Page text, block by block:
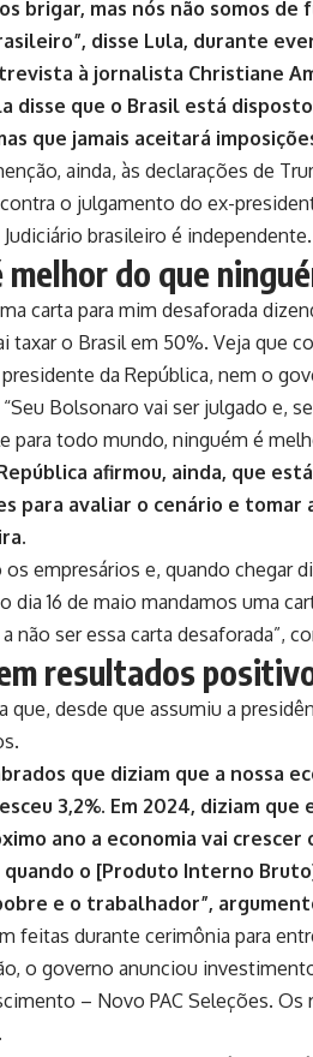
brigar, mas nós não somos
disse Lula, durante
à jornalista Christiane
disse que o Brasil está
que jamais aceitará
ainda, às declarações de
o julgamento do ex-
brasileiro é independente.
melhor do que
carta para mim desaforada
taxar o Brasil em 50%. Veja que
da República, nem o
“Seu Bolsonaro vai ser julgado e,
para todo mundo, ninguém é
afirmou, ainda, que
para avaliar o cenário e tomar
os empresários e, quando chegar
dia 16 de maio mandamos uma
não ser essa carta desaforada”,
resultados
que, desde que assumiu a
que diziam que a nossa
3,2%. Em 2024, diziam que
ano a economia vai
o [Produto Interno
e o trabalhador”,
feitas durante cerimônia para
o governo anunciou
– Novo PAC Seleções.